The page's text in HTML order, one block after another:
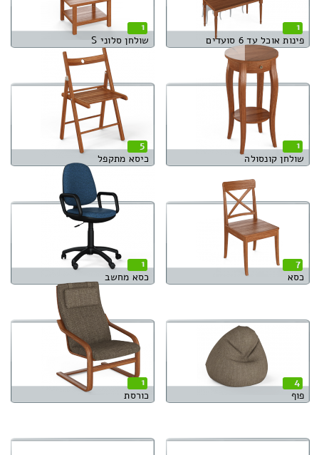
1
פינות אוכל עד 6 סועדים
1
שולחן סלוני S
1
שולחן קונסולה
5
כיסא מתקפל
7
כסא
1
כסא מחשב
4
פוף
1
כורסת